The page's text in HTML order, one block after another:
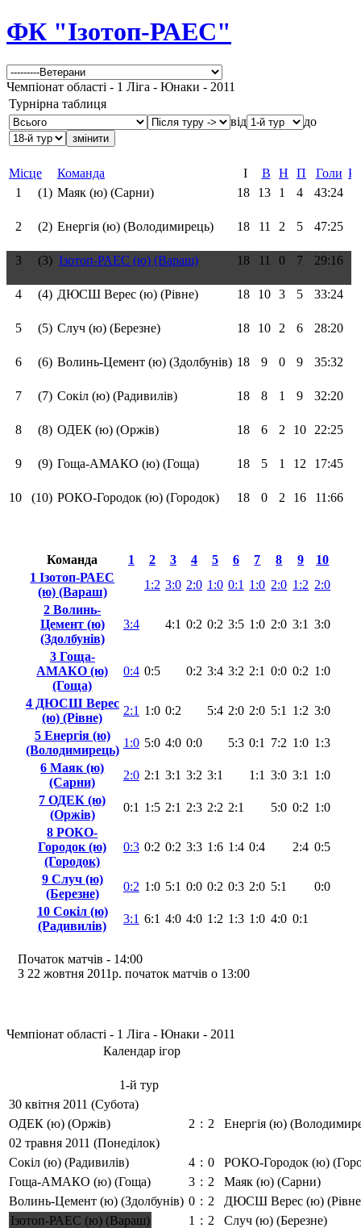
ФК "Ізотоп-РАЕС"
Чемпіонат області - 1 Ліга - Юнаки - 2011
Турнірна таблиця
від
до
Місце Команда І В Н П Голи
1
(1) Маяк (ю) (Сарни) 18 13 1 4 43:24
2 (2) Енергія (ю) (Володимирець) 18 11 2 5 47:25
3 (3) Ізотоп-РАЕС (ю) (Вараш) 18 11 0 7 29:16
4 (4) ДЮСШ Верес (ю) (Рівне) 18 10 3 5 33:24
5 (5) Случ (ю) (Березне) 18 10 2 6 28:20
6 (6) Волинь-Цемент (ю) (Здолбунів) 18 9 0 9 35:32
7 (7) Сокіл (ю) (Радивилів) 18 8 1 9 32:20
8 (8) ОДЕК (ю) (Оржів) 18 6 2 10 22:25
9 (9) Гоща-АМАКО (ю) (Гоща) 18 5 1 12 17:45
10 (10) РОКО-Городок (ю) (Городок) 18 0 2 16 11:66
Команда 1 2 3 4 5 6 7 8 9
10
1 Ізотоп-РАЕС
(ю) (Вараш)
1:2 3:0 2:0 1:0 0:1 1:0 2:0 1:2 2:0
2 Волинь-
Цемент (ю)
(Здолбунів)
3:4 4:1 0:2 0:2 3:5 1:0 2:0 3:1 3:0
3 Гоща-
АМАКО (ю)
(Гоща)
0:4 0:5 0:2 3:4 3:2 2:1 0:0 0:2 1:0
4 ДЮСШ Верес
(ю) (Рівне)
2:1 1:0 0:2 5:4 2:0 2:0 5:1 1:2 3:0
5 Енергія (ю)
(Володимирець)
1:0 5:0 4:0 0:0 5:3 0:1 7:2 1:0 1:3
6 Маяк (ю)
(Сарни)
2:0 2:1 3:1 3:2 3:1 1:1 3:0 3:1
1:0
7 ОДЕК (ю)
(Оржів)
0:1 1:5 2:1 2:3 2:2 2:1 5:0 0:2 1:0
8 РОКО-
Городок (ю)
(Городок)
0:3 0:2 0:2 3:3 1:6 1:4 0:4 2:4 0:5
9 Случ (ю)
(Березне)
0:2 1:0 5:1 0:0 0:2 0:3 2:0 5:1
0:0
10 Сокіл (ю)
(Радивилів)
3:1 6:1 4:0 4:0 1:2 1:3 1:0 4:0 0:1
Початок матчiв - 14:00
З 22 жовтня 2011р. початок матчів о 13:00
Чемпіонат області - 1 Ліга - Юнаки - 2011
Календар ігор
1-й тур
30 квітня 2011 (Субота)
ОДЕК (ю) (Оржів)
2 : 2
Енергія (ю)
02 травня 2011 (Понеділок)
Сокіл (ю) (Радивилів)
4 : 0
РОКО-Городок (ю)
Гоща-АМАКО (ю) (Гоща)
3 : 2
Маяк (ю) (Сарни)
Волинь-Цемент (ю) (Здолбунів) 0 : 2
ДЮСШ Верес (ю)
Ізотоп-РАЕС (ю) (Вараш)
1 : 2 Случ (ю) (Березне)